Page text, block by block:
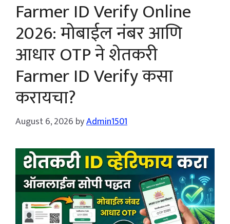
Farmer ID Verify Online
2026: मोबाईल नंबर आणि
आधार OTP ने शेतकरी
Farmer ID Verify कसा
करायचा?
August 6, 2026 byAdmin1501